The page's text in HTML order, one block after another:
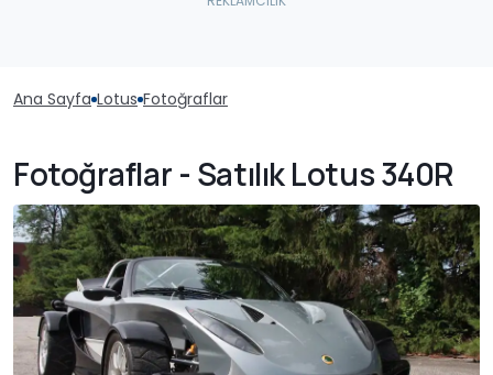
Ana Sayfa Lotus Fotoğraflar
Fotoğraflar - Satılık Lotus 340R